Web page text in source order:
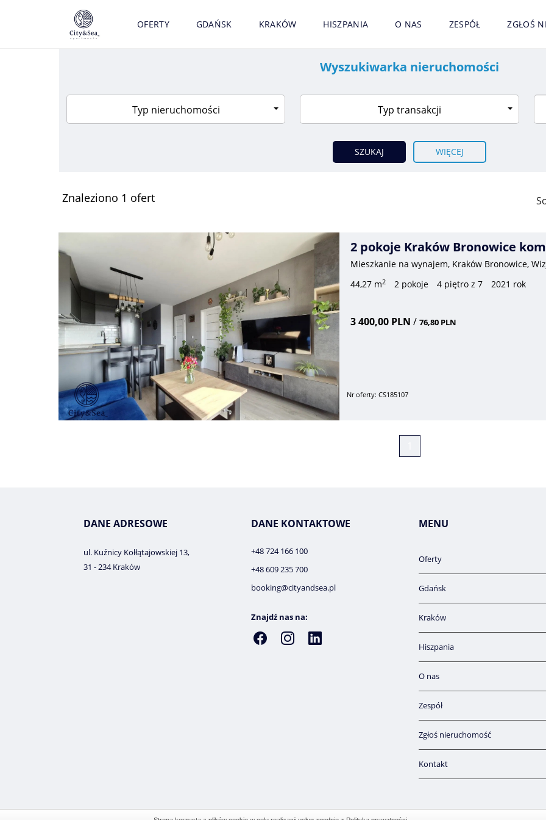
OFERTY GDAŃSK KRAKÓW HISZPANIA O NAS ZESPÓŁ ZGŁOŚ
Wyszukiwarka nieruchomości
Typ nieruchomości Typ transakcji
WIĘCEJ
Znaleziono 1 ofert
2 pokoje Kraków Bronowice
Mieszkanie na wynajem, Kraków Bronowice,
44,27 m2 2 pokoje 4 piętro z 7 2021 rok
3 400,00 PLN / 76,80 PLN
Nr oferty: CS185107
DANE ADRESOWE
ul. Kuźnicy Kołłątajowskiej 13,
31 - 234 Kraków
DANE KONTAKTOWE
+48 724 166 100
+48 609 235 700
booking@cityandsea.pl
Znajdź nas na:
MENU
Oferty
Gdańsk
Kraków
Hiszpania
O nas
Zespół
Zgłoś nieruchomość
Kontakt